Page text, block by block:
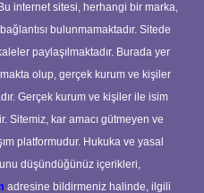
internet sitesi, herhangi bir marka,
bulunmamaktadır. Sitede
paylaşılmaktadır. Burada yer
olup, gerçek kurum ve kişiler
Gerçek kurum ve kişiler ile isim
Sitemiz, kar amacı gütmeyen ve
platformudur. Hukuka ve yasal
düşündüğünüz içerikleri,
adresine bildirmeniz halinde, ilgili